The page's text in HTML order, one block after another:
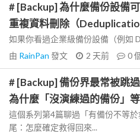
# [Backup] 為什麼備份設備
重複資料刪除（
如果你看過企業級備份設備（例如
由 RainPan 發文 2 天前 0
# [Backup] 備份界最常被跳
為什麼「沒演練過的備份」
這個系列第4篇聊過「有備份不等
尾：怎麼確定救得回來...